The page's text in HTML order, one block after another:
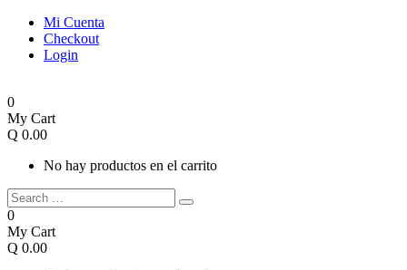
Mi Cuenta
Checkout
Login
0
My Cart
Q 0.00
No hay productos en el carrito
0
My Cart
Q 0.00